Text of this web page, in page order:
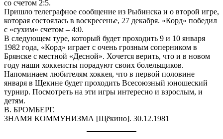
со счетом 2:5.
Пришло телеграфное сообщение из Рыбинска и о второй игре,
которая состоялась в воскресенье, 27 декабря. «Корд» победил
с «сухим» счетом – 4:0.
В следующем туре, который будет проходить 9 и 10 января
1982 года, «Корд» играет с очень грозным соперником в
Брянске с местной «Десной». Хочется верить, что и в новом
году наши хоккеисты порадуют своих болельщиков.
Напоминаем любителям хоккея, что в первой половине
января в Щекине будет проходить Всесоюзный юношеский
турнир. Посмотреть на эти игры интересно и взрослым, и
детям.
В. БРОМБЕРГ.
ЗНАМЯ КОММУНИЗМА [Щёкино]. 30.12.1981